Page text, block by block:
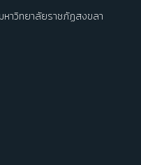
มหาวิทยาลัยราชภัฏสงขลา